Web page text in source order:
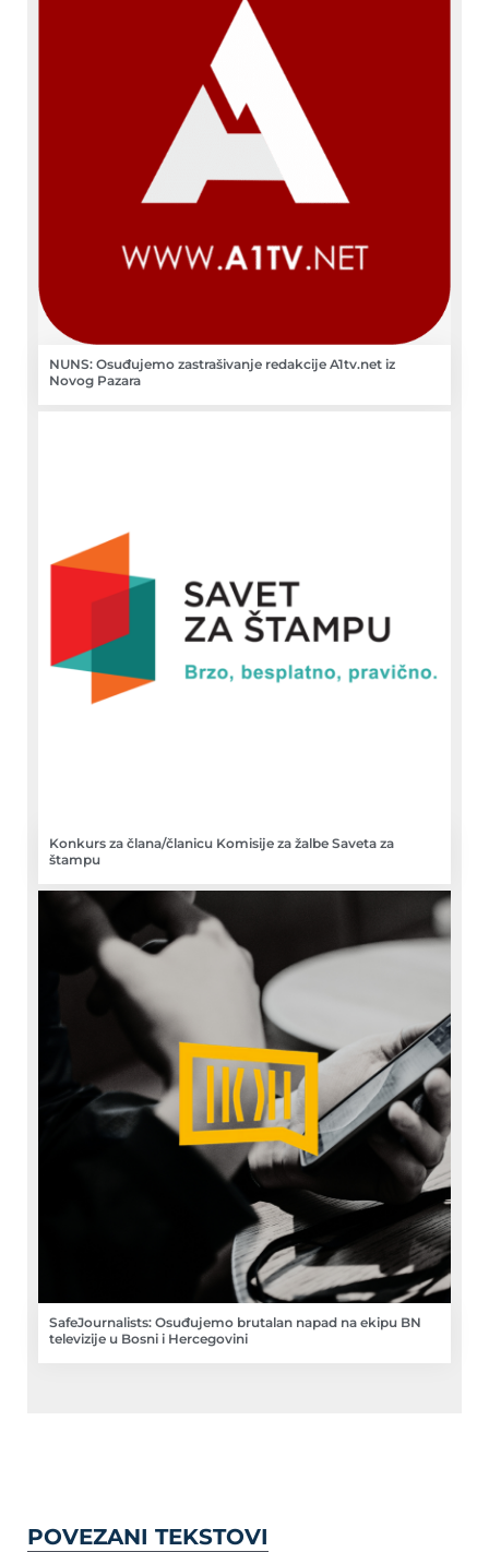
NUNS: Osuđujemo zastrašivanje redakcije A1tv.net iz
Novog Pazara
Konkurs za člana/članicu Komisije za žalbe Saveta za
štampu
SafeJournalists: Osuđujemo brutalan napad na ekipu BN
televizije u Bosni i Hercegovini
POVEZANI TEKSTOVI